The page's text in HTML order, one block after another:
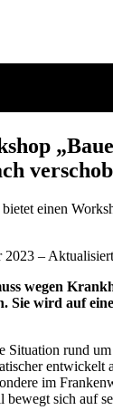
einen
2023 –
wegen
Sie wird auf
Situa­ti­on rund
ent­wi­ckelt
im
bewegt sich auf